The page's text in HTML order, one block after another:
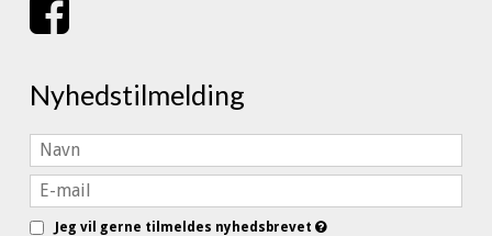
Nyhedstilmelding
Jeg vil gerne tilmeldes nyhedsbrevet